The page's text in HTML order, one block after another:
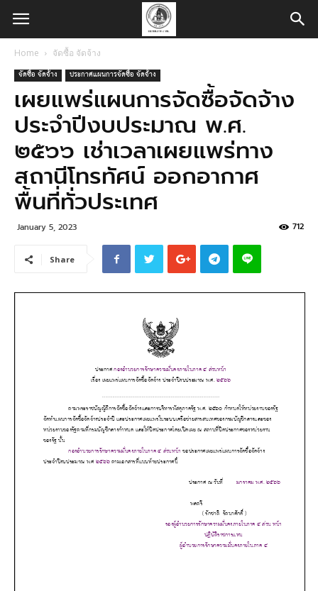
Home จัดซื้อ จัดจ้าง
จัดซื้อ จัดจ้าง ประกาศแผนการจัดซื้อ จัดจ้าง
เผยแพร่แผนการจัดซื้อจัดจ้าง
ประจำปีงบประมาณ พ.ศ.
๒๕๖๖ เช่าเวลาเผยแพร่ทาง
สถานีโทรทัศน์ ออกอากาศ
พื้นที่ทั่วประเทศ
January 5, 2023 712
Share